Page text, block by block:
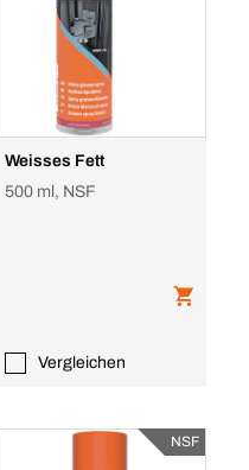
Weisses Fett
500 ml, NSF
Vergleichen
NSF